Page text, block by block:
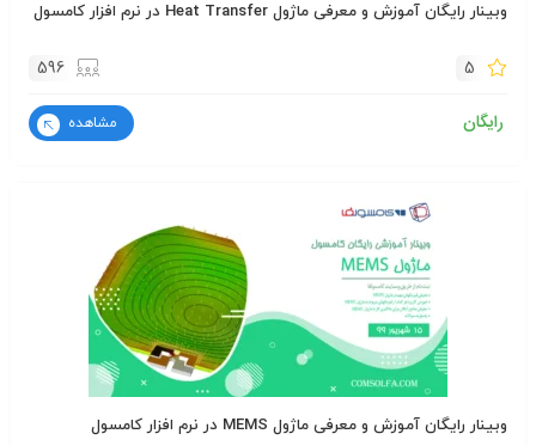
وبینار رایگان آموزش و معرفی ماژول Heat Transfer در نرم افزار کامسول
5
596
رایگان مشاهده
وبینار رایگان آموزش و معرفی ماژول MEMS در نرم افزار کامسول